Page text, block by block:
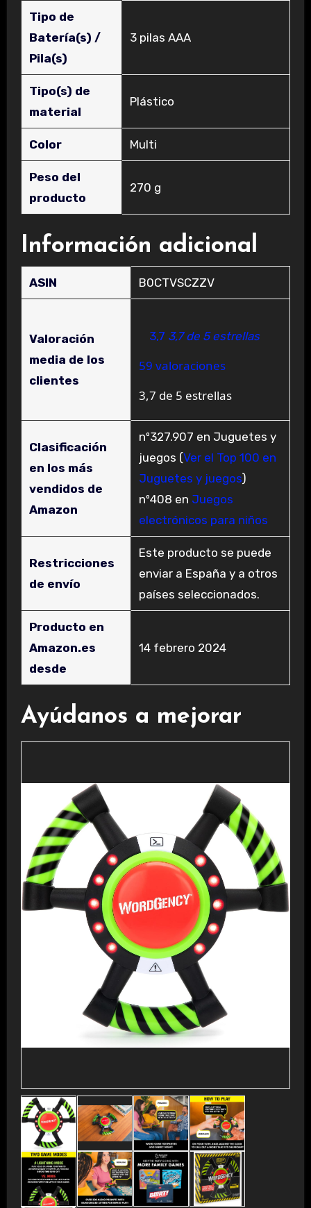
Tipo de
Batería(s) /
Pila(s)
‎3 pilas AAA
Tipo(s) de
material
‎Plástico
Color ‎Multi
Peso del
producto
‎270 g
Información adicional
ASIN B0CTVSCZZV
Valoración
media de los
clientes
3,7 3,7 de 5 estrellas
59 valoraciones
3,7 de 5 estrellas
Clasificación
en los más
vendidos de
Amazon
nº327.907 en Juguetes y
juegos (Ver el Top 100 en
Juguetes y juegos)
nº408 en Juegos
electrónicos para niños
Restricciones
de envío
Este producto se puede
enviar a España y a otros
países seleccionados.
Producto en
Amazon.es
desde
14 febrero 2024
Ayúdanos a mejorar